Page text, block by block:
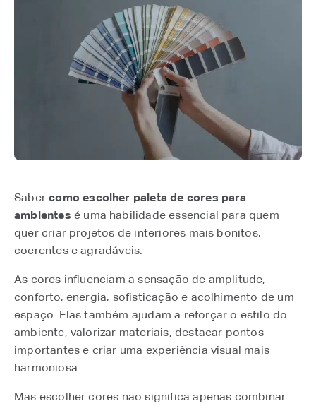
Sabercomo escolher paleta de cores para
ambientes é uma habilidade essencial para quem
quer criar projetos de interiores mais bonitos,
coerentes e agradáveis.
As cores influenciam a sensação de amplitude,
conforto, energia, sofisticação e acolhimento de um
espaço. Elas também ajudam a reforçar o estilo do
ambiente, valorizar materiais, destacar pontos
importantes e criar uma experiência visual mais
harmoniosa.
Mas escolher cores não significa apenas combinar